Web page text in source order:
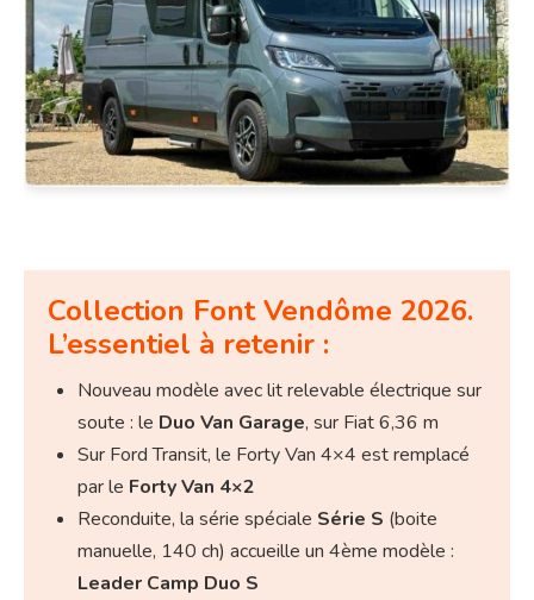
Collection Font Vendôme 2026.
L’essentiel à retenir :
Nouveau modèle avec lit relevable électrique sur
soute : le Duo Van Garage, sur Fiat 6,36 m
Sur Ford Transit, le Forty Van 4×4 est remplacé
par le Forty Van 4×2
Reconduite, la série spéciale Série S (boite
manuelle, 140 ch) accueille un 4ème modèle :
Leader Camp Duo S